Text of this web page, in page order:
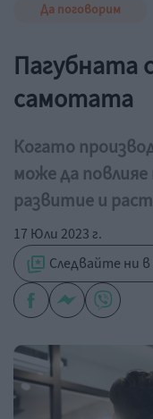
Да поговорим
Пагубната
самотата
Когато
може да
развитие и
17 Юли 2023 г.
Следвайте ни в